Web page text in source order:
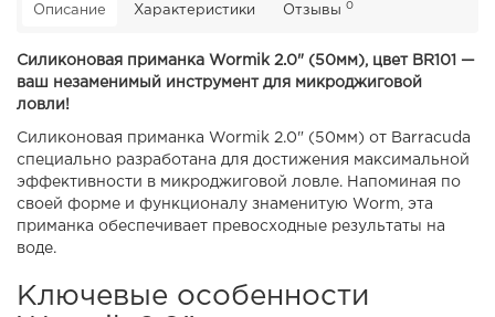
Описание Характеристики Отзывы 0
Силиконовая приманка Wormik 2.0" (50мм), цвет BR101 —
ваш незаменимый инструмент для микроджиговой
ловли!
Силиконовая приманка Wormik 2.0" (50мм) от Barracuda
специально разработана для достижения максимальной
эффективности в микроджиговой ловле. Напоминая по
своей форме и функционалу знаменитую Worm, эта
приманка обеспечивает превосходные результаты на
воде.
Ключевые особенности